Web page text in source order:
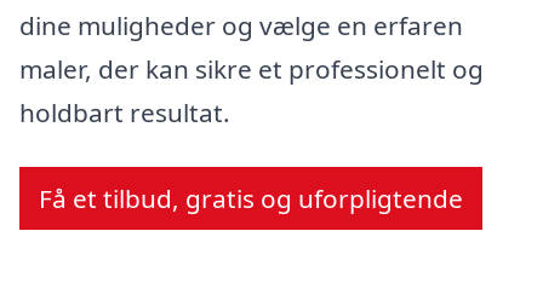
dine muligheder og vælge en erfaren
maler, der kan sikre et professionelt og
holdbart resultat.
Få et tilbud, gratis og uforpligtende